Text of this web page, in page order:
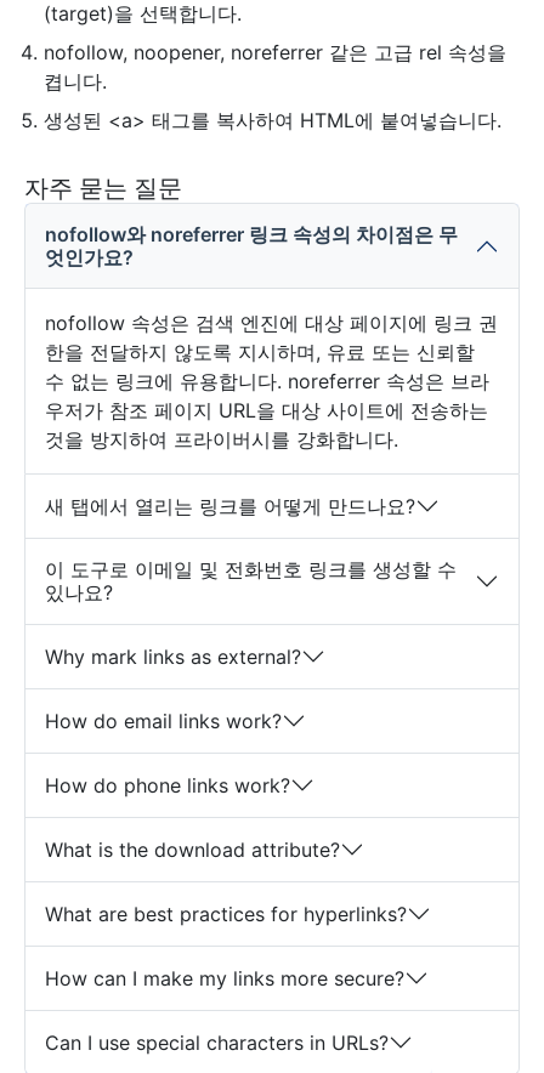
(target)을 선택합니다.
nofollow, noopener, noreferrer 같은 고급 rel 속성을
켭니다.
생성된 <a> 태그를 복사하여 HTML에 붙여넣습니다.
자주 묻는 질문
nofollow와 noreferrer 링크 속성의 차이점은 무
엇인가요?
nofollow 속성은 검색 엔진에 대상 페이지에 링크 권
한을 전달하지 않도록 지시하며, 유료 또는 신뢰할
수 없는 링크에 유용합니다. noreferrer 속성은 브라
우저가 참조 페이지 URL을 대상 사이트에 전송하는
것을 방지하여 프라이버시를 강화합니다.
새 탭에서 열리는 링크를 어떻게 만드나요?
이 도구로 이메일 및 전화번호 링크를 생성할 수
있나요?
Why mark links as external?
How do email links work?
How do phone links work?
What is the download attribute?
What are best practices for hyperlinks?
How can I make my links more secure?
Can I use special characters in URLs?